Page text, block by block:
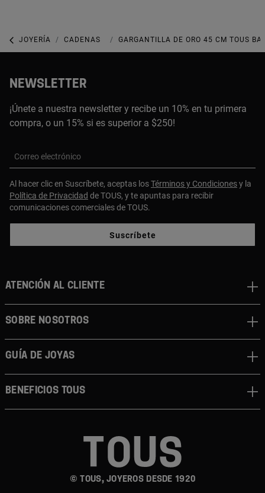
JOYERÍA CADENAS GARGANTILLAS
GARGANTILLA DE ORO 45 CM TOUS
NEWSLETTER
¡Únete a nuestra newsletter y recibe un 10% en tu primera
compra, o un 15% si es superior a $250!
Correo electrónico
Al hacer clic en Suscríbete, aceptas losTérminos y Condicionesy la
Política de Privacidad de TOUS, y te apuntas para recibir
comunicaciones comerciales de TOUS.
Suscríbete
© TOUS, JOYEROS DESDE 1920
ATENCIÓN AL CLIENTE
SOBRE NOSOTROS
GUÍA DE JOYAS
BENEFICIOS TOUS